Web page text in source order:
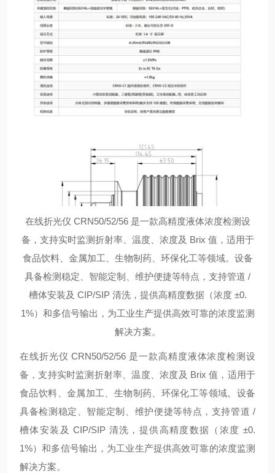
在线折光仪 CRN50/52/56 是一款高精度液体浓度检测设
备，支持实时监测折射率、温度、浓度及 Brix 值，适用于
食品饮料、金属加工、生物制药、环保化工等领域。设备
具备检测稳定、智能定制、维护便捷等特点，支持管道 /
槽体安装及 CIP/SIP 清洗，提供高精度数据（浓度 ±0.
1%）和多信号输出，为工业生产提供高效可靠的浓度监测
解决方案。
在线折光仪 CRN50/52/56 是一款高精度液体浓度检测设
备，支持实时监测折射率、温度、浓度及 Brix 值，适用于
食品饮料、金属加工、生物制药、环保化工等领域。设备
具备检测稳定、智能定制、维护便捷等特点，支持管道 /
槽体安装及 CIP/SIP 清洗，提供高精度数据（浓度 ±0.
1%）和多信号输出，为工业生产提供高效可靠的浓度监测
解决方案。